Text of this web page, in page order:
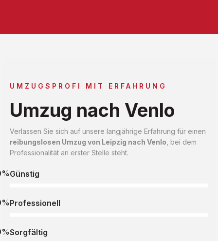
UMZUGSPROFI MIT ERFAHRUNG
Umzug nach Venlo
Verlassen Sie sich auf unsere langjährige Erfahrung für einen
reibungslosen Umzug von Leipzig nach Venlo , bei dem
Professionalität an erster Stelle steht.
Günstig
Professionell
Sorgfältig